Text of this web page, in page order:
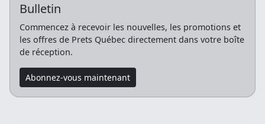
Bulletin
Commencez à recevoir les nouvelles, les promotions et
les offres de Prets Québec directement dans votre boîte
de réception.
Abonnez-vous maintenant